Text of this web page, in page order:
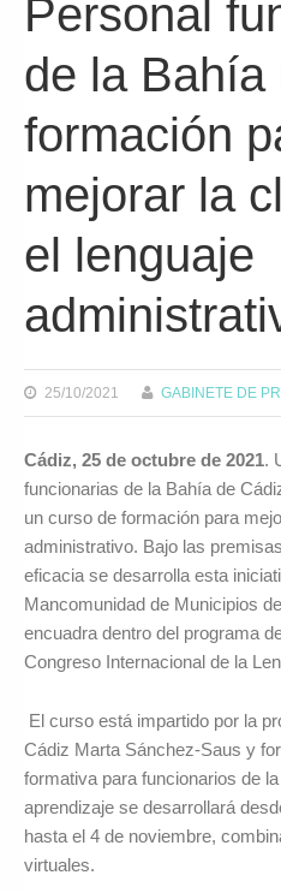
Personal
de la Bahía
formación
mejorar la
el lenguaje
25/10/2021 GABINETE DE
Cádiz, 25 de octubre de 2021.
funcionarias de la Bahía de
un curso de formación para
administrativo. Bajo las
eficacia se desarrolla esta
Mancomunidad de Municipios
encuadra dentro del programa
Congreso Internacional de la
El curso está impartido por la
Cádiz Marta Sánchez-Saus y
formativa para funcionarios de
aprendizaje se desarrollará
hasta el 4 de noviembre,
virtuales.